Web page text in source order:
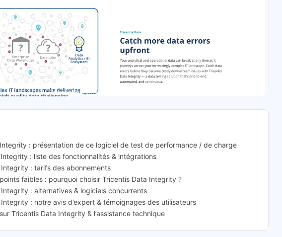
Tricentis Data Integrity: présentation
: présentation de ce logiciel de test de performance / de charge
: liste des fonctionnalités & intégrations
: tarifs des abonnements
faibles : pourquoi choisir Tricentis Data Integrity ?
: alternatives & logiciels concurrents
: notre avis d’expert & témoignages des utilisateurs
Tricentis Data Integrity & l’assistance technique